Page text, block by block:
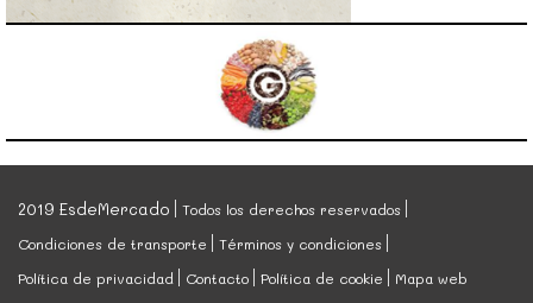
2019 EsdeMercado
Todos los derechos reservados
Condiciones de transporte
Términos y condiciones
Política de privacidad
Contacto Política de cookie Mapa web